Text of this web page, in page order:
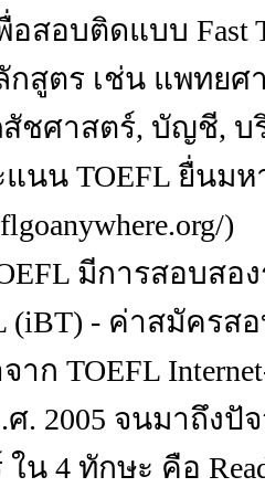
พื่อสอบติดแบบ
สูตร เช่น แพทย
ชศาสตร์, บัญชี, บ
นน TOEFL ยื่นม
)
มีการสอบสอง
- ค่าสมัครสอ
TOEFL
. 2005 จนมาถึง
น 4 ทักษะ คือ